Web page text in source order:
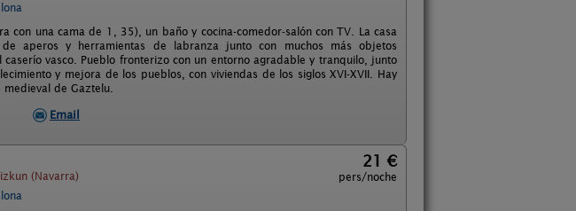
una cama de 1, 35), un baño y cocina-comedor-salón con TV. La casa
aperos y herramientas de labranza junto con muchos más objetos
vasco. Pueblo fronterizo con un entorno agradable y tranquilo, junto
y mejora de los pueblos, con viviendas de los siglos XVI-XVII. Hay
de Gaztelu.
Email
(Navarra)
21 €
pers/noche